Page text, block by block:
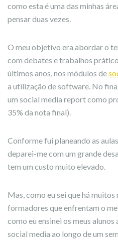
como esta é uma das minhas
pensar duas vezes.
O meu objetivo era abordar o
com debates e trabalhos
últimos anos, nos módulos de
a utilização de software. No
um social media report como
35% da nota final).
Conforme fui planeando as
deparei-me com um grande
tem um custo muito elevado.
Mas, como eu sei que há
formadores que enfrentam o
como eu ensinei os meus alunos
social media ao longo de um